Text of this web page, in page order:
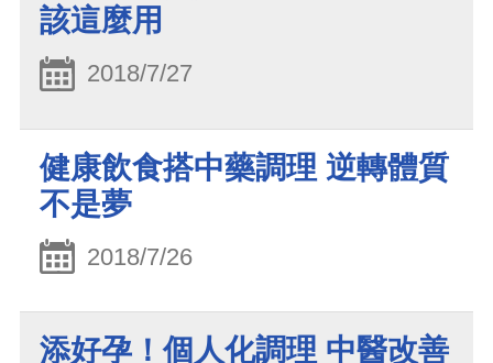
該這麼用
2018/7/27
健康飲食搭中藥調理 逆轉體質
不是夢
2018/7/26
添好孕！個人化調理 中醫改善